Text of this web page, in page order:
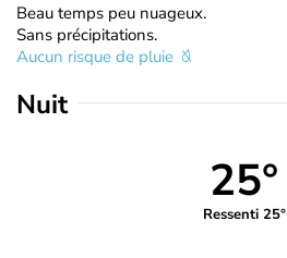
Beau temps peu nuageux.
Sans précipitations.
Aucun risque de pluie
Nuit
25°
Ressenti 25°